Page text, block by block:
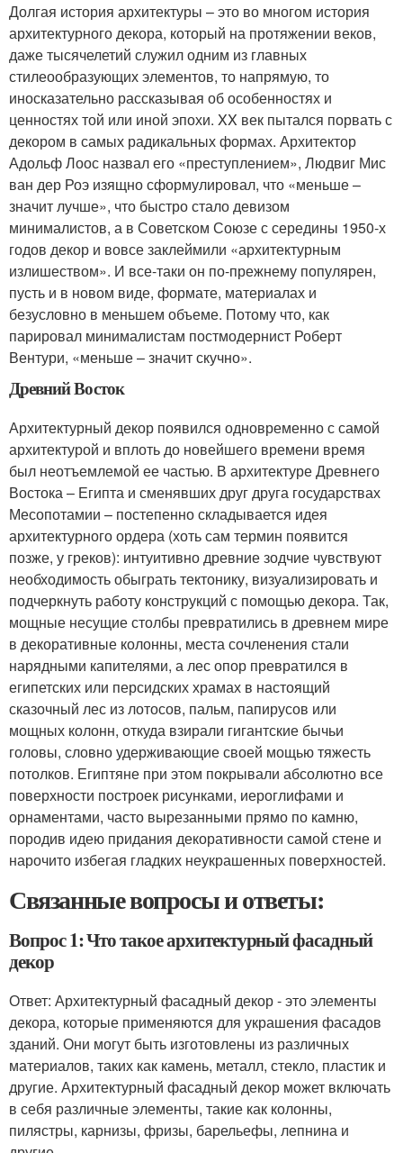
Долгая история архитектуры – это во многом история
архитектурного декора, который на протяжении веков,
даже тысячелетий служил одним из главных
стилеообразующих элементов, то напрямую, то
иносказательно рассказывая об особенностях и
ценностях той или иной эпохи. XX век пытался порвать с
декором в самых радикальных формах. Архитектор
Адольф Лоос назвал его «преступлением», Людвиг Мис
ван дер Роэ изящно сформулировал, что «меньше –
значит лучше», что быстро стало девизом
минималистов, а в Советском Союзе с середины 1950-х
годов декор и вовсе заклеймили «архитектурным
излишеством». И все-таки он по-прежнему популярен,
пусть и в новом виде, формате, материалах и
безусловно в меньшем объеме. Потому что, как
парировал минималистам постмодернист Роберт
Вентури, «меньше – значит скучно».
Древний Восток
Архитектурный декор появился одновременно с самой
архитектурой и вплоть до новейшего времени время
был неотъемлемой ее частью. В архитектуре Древнего
Востока – Египта и сменявших друг друга государствах
Месопотамии – постепенно складывается идея
архитектурного ордера (хоть сам термин появится
позже, у греков): интуитивно древние зодчие чувствуют
необходимость обыграть тектонику, визуализировать и
подчеркнуть работу конструкций с помощью декора. Так,
мощные несущие столбы превратились в древнем мире
в декоративные колонны, места сочленения стали
нарядными капителями, а лес опор превратился в
египетских или персидских храмах в настоящий
сказочный лес из лотосов, пальм, папирусов или
мощных колонн, откуда взирали гигантские бычьи
головы, словно удерживающие своей мощью тяжесть
потолков. Египтяне при этом покрывали абсолютно все
поверхности построек рисунками, иероглифами и
орнаментами, часто вырезанными прямо по камню,
породив идею придания декоративности самой стене и
нарочито избегая гладких неукрашенных поверхностей.
Связанные вопросы и ответы:
Вопрос 1: Что такое архитектурный фасадный
декор
Ответ: Архитектурный фасадный декор - это элементы
декора, которые применяются для украшения фасадов
зданий. Они могут быть изготовлены из различных
материалов, таких как камень, металл, стекло, пластик и
другие. Архитектурный фасадный декор может включать
в себя различные элементы, такие как колонны,
пилястры, карнизы, фризы, барельефы, лепнина и